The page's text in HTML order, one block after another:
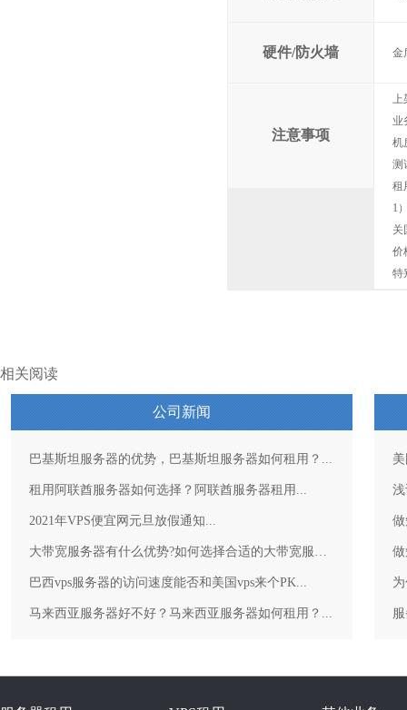
硬件/防火墙 金
注意事项
上
业
机
测
租
1
关
价
特
相关阅读
公司新闻
巴基斯坦服务器的优势，巴基斯坦服务器如何租用？...
租用阿联酋服务器如何选择？阿联酋服务器租用...
2021年VPS便宜网元旦放假通知...
大带宽服务器有什么优势?如何选择合适的大带宽服务器？...
巴西vps服务器的访问速度能否和美国vps来个PK...
马来西亚服务器好不好？马来西亚服务器如何租用？...